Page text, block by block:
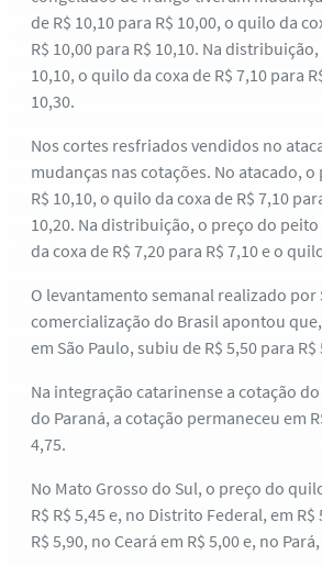
de R$ 10,10 para R$ 10,00, o quilo da
R$ 10,00 para R$ 10,10. Na
10,10, o quilo da coxa de R$ 7,10 para
10,30.
Nos cortes resfriados vendidos no
mudanças nas cotações. No atacado,
R$ 10,10, o quilo da coxa de R$ 7,10
10,20. Na distribuição, o preço do
da coxa de R$ 7,20 para R$ 7,10 e o
O levantamento semanal realizado
comercialização do Brasil apontou
em São Paulo, subiu de R$ 5,50 para R$
Na integração catarinense a cotação
do Paraná, a cotação permaneceu em
4,75.
No Mato Grosso do Sul, o preço do
R$ R$ 5,45 e, no Distrito Federal, em
R$ 5,90, no Ceará em R$ 5,00 e, no